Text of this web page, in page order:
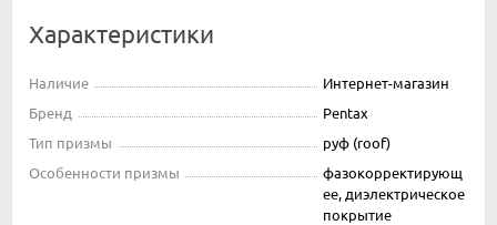
Характеристики
Наличие
Интернет-магазин
Бренд
Pentax
Тип призмы
руф (roof)
Особенности призмы
фазокорректирующ
ее, диэлектрическое
покрытие